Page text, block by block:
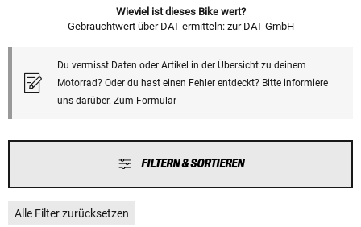
Wieviel ist dieses Bike wert?
Gebrauchtwert über DAT ermitteln: zur DAT GmbH
Du vermisst Daten oder Artikel in der Übersicht zu deinem
Motorrad? Oder du hast einen Fehler entdeckt? Bitte informiere
uns darüber. Zum Formular
FILTERN & SORTIEREN
Alle Filter zurücksetzen